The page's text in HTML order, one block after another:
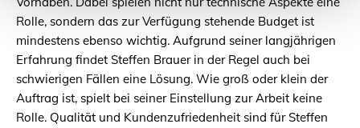
Rolle, sondern das zur Verfügung stehende Budget ist
mindestens ebenso wichtig. Aufgrund seiner langjährigen
Erfahrung findet Steffen Brauer in der Regel auch bei
schwierigen Fällen eine Lösung. Wie groß oder klein der
Auftrag ist, spielt bei seiner Einstellung zur Arbeit keine
Rolle. Qualität und Kundenzufriedenheit sind für Steffen